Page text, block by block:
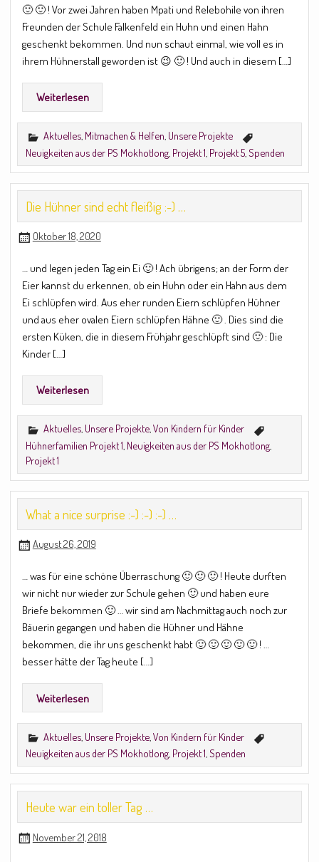
🙂 🙂 ! Vor zwei Jahren haben Mpati und Relebohile von ihren
Freunden der Schule Falkenfeld ein Huhn und einen Hahn
geschenkt bekommen. Und nun schaut einmal, wie voll es in
ihrem Hühnerstall geworden ist 😉 🙂 ! Und auch in diesem […]
Weiterlesen
Aktuelles Mitmachen & Helfen Unsere Projekte
Neuigkeiten aus der PS Mokhotlong Projekt 1 Projekt 5 ,Spenden
Die Hühner sind echt fleißig :-) …
Oktober 18, 2020
… und legen jeden Tag ein Ei 🙂 ! Ach übrigens; an der Form der
Eier kannst du erkennen, ob ein Huhn oder ein Hahn aus dem
Ei schlüpfen wird. Aus eher runden Eiern schlüpfen Hühner
und aus eher ovalen Eiern schlüpfen Hähne 🙂 . Dies sind die
ersten Küken, die in diesem Frühjahr geschlüpft sind 🙂 : Die
Kinder […]
Weiterlesen
Aktuelles Unsere Projekte ,Von Kindern für Kinder
Hühnerfamilien Projekt 1 Neuigkeiten aus der PS Mokhotlong
Projekt 1
What a nice surprise :-) :-) :-) …
August 26, 2019
… was für eine schöne Überraschung 🙂 🙂 🙂 ! Heute durften
wir nicht nur wieder zur Schule gehen 🙂 und haben eure
Briefe bekommen 🙂 … wir sind am Nachmittag auch noch zur
Bäuerin gegangen und haben die Hühner und Hähne
bekommen, die ihr uns geschenkt habt 🙂 🙂 🙂 🙂 🙂 ! …
besser hätte der Tag heute […]
Weiterlesen
Aktuelles Unsere Projekte ,Von Kindern für Kinder
Neuigkeiten aus der PS Mokhotlong Projekt 1 ,Spenden
Heute war ein toller Tag …
November 21, 2018